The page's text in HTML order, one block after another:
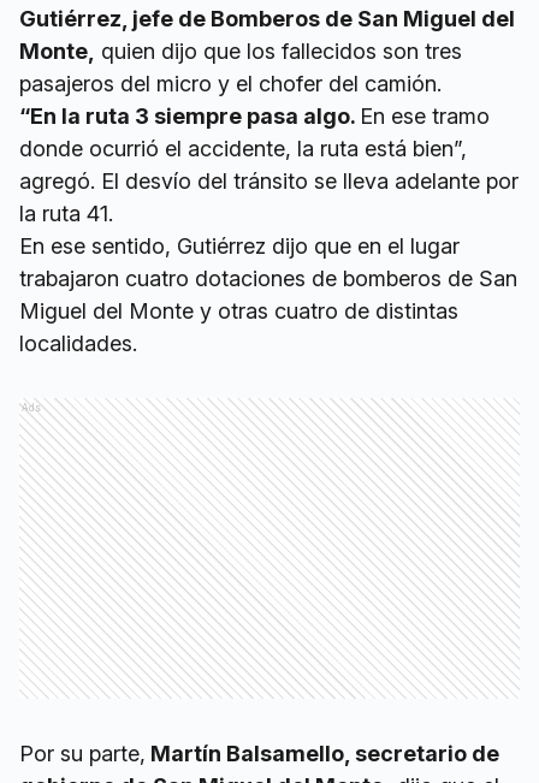
Gutiérrez, jefe de Bomberos de San Miguel del
Monte, quien dijo que los fallecidos son tres
pasajeros del micro y el chofer del camión.
“En la ruta 3 siempre pasa algo. En ese tramo
donde ocurrió el accidente, la ruta está bien”,
agregó. El desvío del tránsito se lleva adelante por
la ruta 41.
En ese sentido, Gutiérrez dijo que en el lugar
trabajaron cuatro dotaciones de bomberos de San
Miguel del Monte y otras cuatro de distintas
localidades.
Ads
Por su parte, Martín Balsamello, secretario de